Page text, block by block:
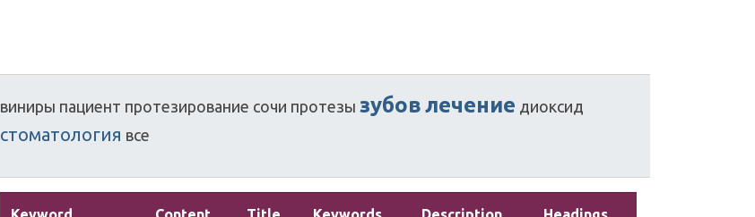
виниры пациент протезирование сочи протезы зубовлечение диоксид
стоматология все